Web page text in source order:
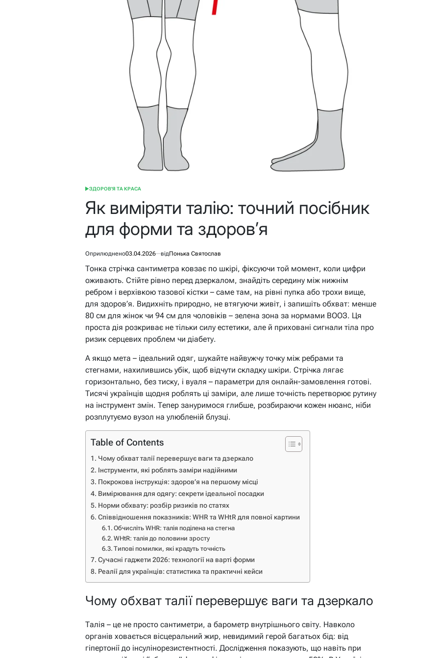
ОПУБЛІКУВАТИ
ЗДОРОВ'Я ТА КРАСА
Як виміряти талію: точний посібник
для форми та здоров’я
Оприлюднено03.04.2026 відПонька Святослав
Тонка стрічка сантиметра ковзає по шкірі, фіксуючи той момент, коли цифри
оживають. Стійте рівно перед дзеркалом, знайдіть середину між нижнім
ребром і верхівкою тазової кістки – саме там, на рівні пупка або трохи вище,
для здоров’я. Видихніть природно, не втягуючи живіт, і запишіть обхват: менше
80 см для жінок чи 94 см для чоловіків – зелена зона за нормами ВООЗ. Ця
проста дія розкриває не тільки силу естетики, але й приховані сигнали тіла про
ризик серцевих проблем чи діабету.
А якщо мета – ідеальний одяг, шукайте найвужчу точку між ребрами та
стегнами, нахилившись убік, щоб відчути складку шкіри. Стрічка лягає
горизонтально, без тиску, і вуаля – параметри для онлайн-замовлення готові.
Тисячі українців щодня роблять ці заміри, але лише точність перетворює рутину
на інструмент змін. Тепер зануримося глибше, розбираючи кожен нюанс, ніби
розплутуємо вузол на улюбленій блузці.
Table of Contents
Чому обхват талії перевершує ваги та дзеркало
Інструменти, які роблять заміри надійними
Покрокова інструкція: здоров’я на першому місці
Вимірювання для одягу: секрети ідеальної посадки
Норми обхвату: розбір ризиків по статях
Співвідношення показників: WHR та WHtR для повної картини
Обчисліть WHR: талія поділена на стегна
WHtR: талія до половини зросту
Типові помилки, які крадуть точність
Сучасні гаджети 2026: технології на варті форми
Реалії для українців: статистика та практичні кейси
Чому обхват талії перевершує ваги та дзеркало
Талія – це не просто сантиметри, а барометр внутрішнього світу. Навколо
органів ховається вісцеральний жир, невидимий герой багатьох бід: від
гіпертонії до інсулінорезистентності. Дослідження показують, що навіть при